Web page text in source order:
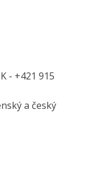
- +421 915
a český